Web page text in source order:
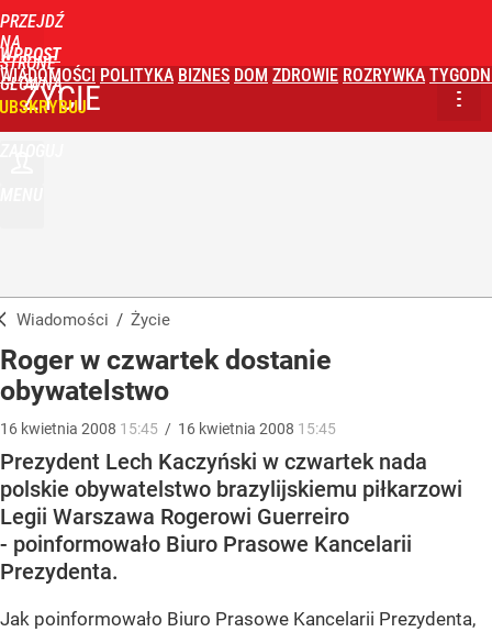
PRZEJDŹ
NA
STRONĘ
GŁÓWNĄ
WPROST
WIADOMOŚCI POLITYKA BIZNES DOM ZDROWIE ROZRYWKA
ŻYCIE
Wiadomości / Życie
Roger w czwartek dostanie
obywatelstwo
16 kwietnia 2008 15:45 / 16 kwietnia 2008 15:45
Prezydent Lech Kaczyński w czwartek nada
polskie obywatelstwo brazylijskiemu piłkarzowi
Legii Warszawa Rogerowi Guerreiro
- poinformowało Biuro Prasowe Kancelarii
Prezydenta.
Jak poinformowało Biuro Prasowe Kancelarii Prezydenta,